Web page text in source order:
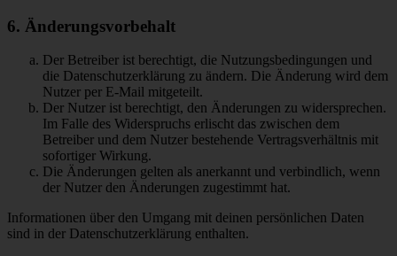
6. Änderungsvorbehalt
Der Betreiber ist berechtigt, die Nutzungsbedingungen und
die Datenschutzerklärung zu ändern. Die Änderung wird dem
Nutzer per E-Mail mitgeteilt.
Der Nutzer ist berechtigt, den Änderungen zu widersprechen.
Im Falle des Widerspruchs erlischt das zwischen dem
Betreiber und dem Nutzer bestehende Vertragsverhältnis mit
sofortiger Wirkung.
Die Änderungen gelten als anerkannt und verbindlich, wenn
der Nutzer den Änderungen zugestimmt hat.
Informationen über den Umgang mit deinen persönlichen Daten
sind in der Datenschutzerklärung enthalten.